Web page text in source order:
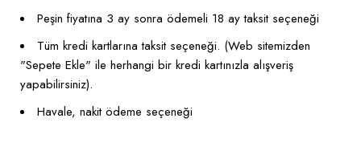
Peşin fiyatına 3 ay sonra ödemeli 18 ay taksit seçeneği
Tüm kredi kartlarına taksit seçeneği. (Web sitemizden
"Sepete Ekle" ile herhangi bir kredi kartınızla alışveriş
yapabilirsiniz).
Havale, nakit ödeme seçeneği